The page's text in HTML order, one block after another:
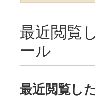
最近閲覧
ール
最近閲覧し